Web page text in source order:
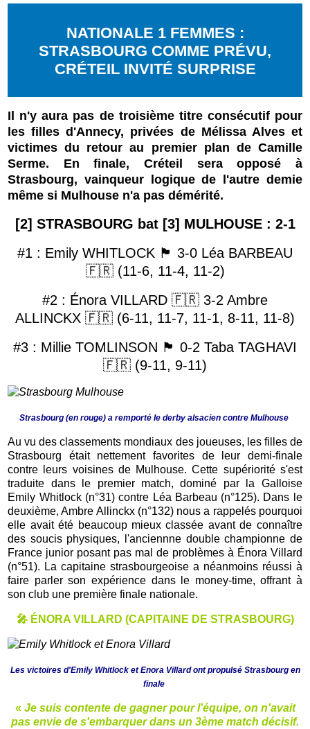
NATIONALE 1 FEMMES :
STRASBOURG COMME PRÉVU,
CRÉTEIL INVITÉ SURPRISE
Il n'y aura pas de troisième titre consécutif pour
les filles d'Annecy, privées de Mélissa Alves et
victimes du retour au premier plan de Camille
Serme. En finale, Créteil sera opposé à
Strasbourg, vainqueur logique de l'autre demie
même si Mulhouse n'a pas démérité.
[2] STRASBOURG bat [3] MULHOUSE : 2-1
#1 : Emily WHITLOCK 🏴󠁧󠁢󠁷󠁬󠁳󠁿 3-0 Léa BARBEAU
🇫🇷 (11-6, 11-4, 11-2)
#2 : Énora VILLARD 🇫🇷 3-2 Ambre
ALLINCKX 🇫🇷 (6-11, 11-7, 11-1, 8-11, 11-8)
#3 : Millie TOMLINSON 🏴󠁧󠁢󠁥󠁮󠁧󠁿 0-2 Taba TAGHAVI
🇫🇷 (9-11, 9-11)
Strasbourg (en rouge) a remporté le derby alsacien contre Mulhouse
Au vu des classements mondiaux des joueuses, les filles de
Strasbourg était nettement favorites de leur demi-finale
contre leurs voisines de Mulhouse. Cette supériorité s'est
traduite dans le premier match, dominé par la Galloise
Emily Whitlock (n°31) contre Léa Barbeau (n°125). Dans le
deuxième, Ambre Allinckx (n°132) nous a rappelés pourquoi
elle avait été beaucoup mieux classée avant de connaître
des soucis physiques, l'anciennne double championne de
France junior posant pas mal de problèmes à Énora Villard
(n°51). La capitaine strasbourgeoise a néanmoins réussi à
faire parler son expérience dans le money-time, offrant à
son club une première finale nationale.
🎤 ÉNORA VILLARD (CAPITAINE DE STRASBOURG)
Les victoires d'Emily Whitlock et Enora Villard ont propulsé Strasbourg en
finale
« Je suis contente de gagner pour l'équipe, on n'avait
pas envie de s'embarquer dans un 3ème match décisif.